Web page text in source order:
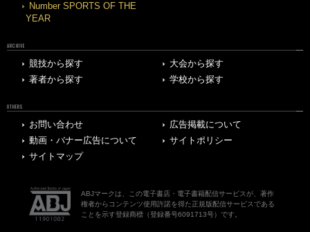
Number SPORTS OF THE
YEAR
ARCHIVE
競技から探す
大会から探す
著者から探す
学校から探す
OTHERS
お問い合わせ
広告掲載について
動画・バナー広告について
サイトポリシー
サイトマップ
ABJマークは、この電子書店・電子書籍配信サービスが、著作
権者からコンテンツ使用許諾を得た正規版配信サービスである
ことを示す登録商標（登録番号6091713号）です。